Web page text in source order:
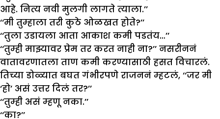
आहे. नित्य नवी मुलगी लागते त्याला.’’
‘‘मी तुम्हाला तरी कुठे ओळखत होते?’’
‘‘तुला उडायला आता आकाश कमी पडतंय…’’
‘‘तुम्ही माझ्यावर प्रेम तर करत नाही ना?’’ नसरीननं
वातावरणातला ताण कमी करण्यासाठी हसत विचारलं.
तिच्या डोळ्यात बघत गंभीरपणे राजननं म्हटलं, ‘‘जर मी
‘हो’ असं उत्तर दिलं तर?’’
‘‘तुम्ही असं म्हणू नका.’’
‘‘का?’’